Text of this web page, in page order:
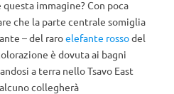
immagine? Con poca
che la parte centrale somiglia
– del raroelefante rossodel
è dovuta ai bagni
a terra nello Tsavo East
collegherà